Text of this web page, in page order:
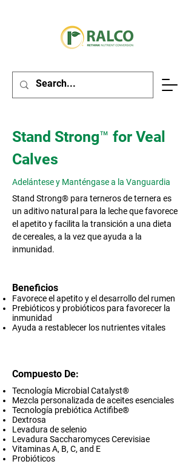
Stand Strong™ for Veal
Calves
Adelántese y Manténgase a la Vanguardia
Stand Strong® para terneros de ternera es
un aditivo natural para la leche que favorece
el apetito y facilita la transición a una dieta
de cereales, a la vez que ayuda a la
inmunidad.​
Beneficios
Favorece el apetito y el desarrollo del rumen
Prebióticos y probióticos para favorecer la
inmunidad
Ayuda a restablecer los nutrientes vitales
Compuesto De:
Tecnología Microbial Catalyst®
Mezcla personalizada de aceites esenciales
Tecnología prebiótica Actifibe®
Dextrosa
Levadura de selenio
Levadura Saccharomyces Cerevisiae
Vitaminas A, B, C, and E
Probióticos